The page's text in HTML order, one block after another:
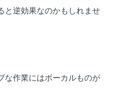
と逆効果なのかもしれませ
な作業にはボーカルものが